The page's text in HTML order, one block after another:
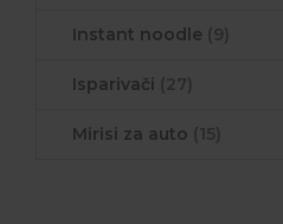
Instant noodle
Isparivači
Mirisi za auto